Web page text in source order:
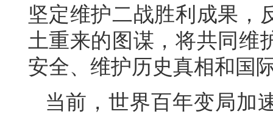
坚定维护二战胜利成果，
土重来的图谋，将共同维
安全、维护历史真相和国
当前，世界百年变局加